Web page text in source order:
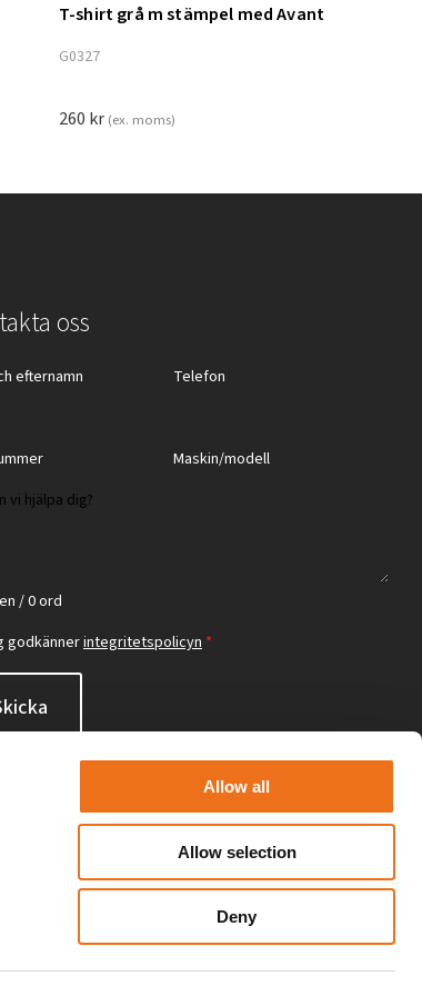
Allow all
Allow selection
Deny
Lägg till i varukorg
T-shirt grå m stämpel med Avant
G0327
260 kr (ex. moms)
oss
/ 0 ord
godkännerintegritetspolicyn *